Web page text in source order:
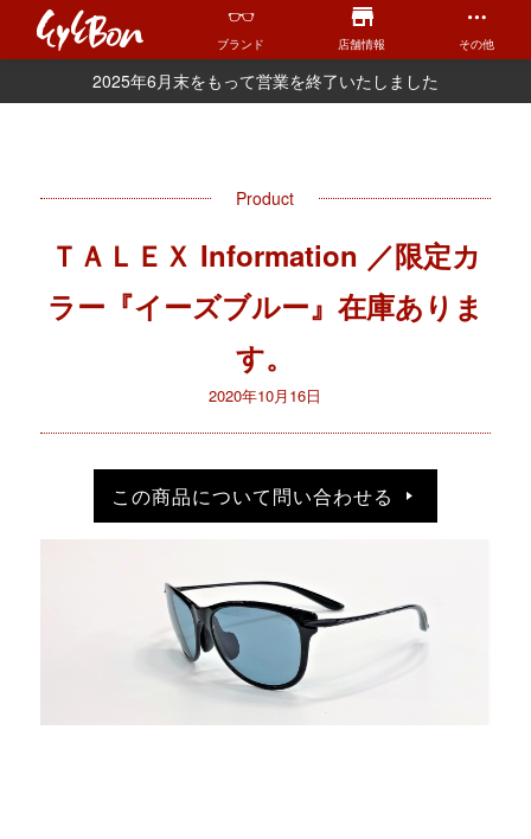
ブランド 店舗情報 その他
2025年6月末をもって営業を終了いたしました
Product
ＴＡＬＥＸ Information ／限定カ
ラー『イーズブルー』在庫ありま
す。
2020年10月16日
この商品について問い合わせる